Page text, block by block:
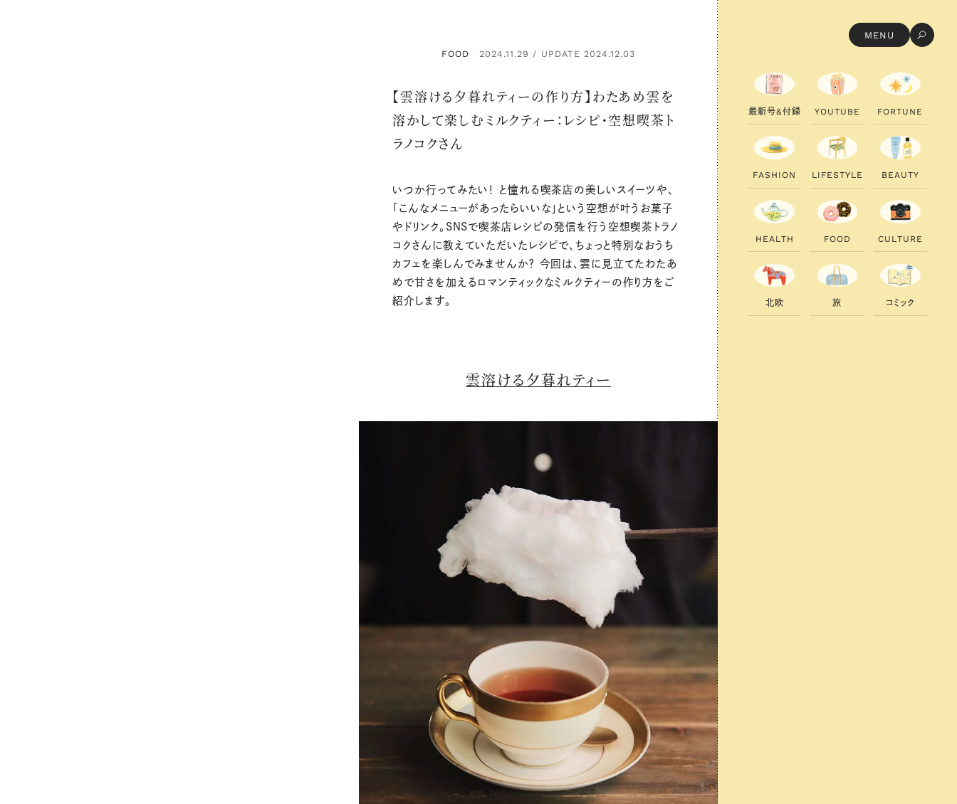
MENU
FOOD
： 2024.11.29 / UPDATE 2024.12.03
【雲溶ける夕暮れティーの作り方】わたあめ雲を
溶かして楽しむミルクティー：レシピ・空想喫茶ト
ラノコクさん
いつか行ってみたい！ と憧れる喫茶店の美しいスイーツや、
「こんなメニューがあったらいいな」という空想が叶うお菓子
やドリンク。SNSで喫茶店レシピの発信を行う空想喫茶トラノ
コクさんに教えていただいたレシピで、ちょっと特別なおうち
カフェを楽しんでみませんか？ 今回は、雲に見立てたわたあ
めで甘さを加えるロマンティックなミルクティーの作り方をご
紹介します。
雲溶ける夕暮れティー
最新号&付録 YOUTU B E FORTU N E
FAS H ION LI FESTYLE B EAUTY
H EALTH FOOD CU LTU RE
北欧 旅 コ ミ ック